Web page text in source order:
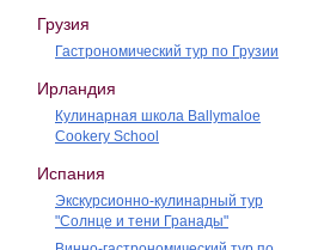
Грузия
Гастрономический тур по Грузии
Ирландия
Кулинарная школа Ballymaloe
Cookery School
Испания
Экскурсионно-кулинарный тур
"Солнце и тени Гранады"